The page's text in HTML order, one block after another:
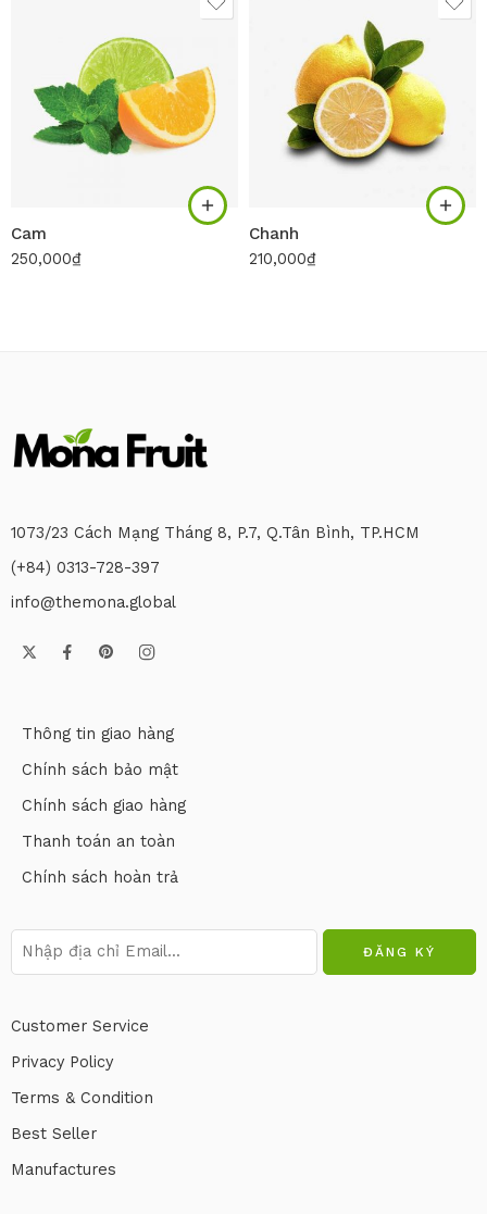
Cam
250,000₫
Chanh
210,000₫
1073/23 Cách Mạng Tháng 8, P.7, Q.Tân Bình, TP.HCM
(+84) 0313-728-397
info@themona.global
Thông tin giao hàng
Chính sách bảo mật
Chính sách giao hàng
Thanh toán an toàn
Chính sách hoàn trả
Customer Service
Privacy Policy
Terms & Condition
Best Seller
Manufactures